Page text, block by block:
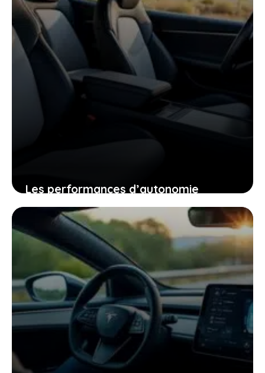
Les performances d’autonomie
autoroutière du tesla model y qui vont
changer votre regard sur la voiture
électrique
25 janvier 2026